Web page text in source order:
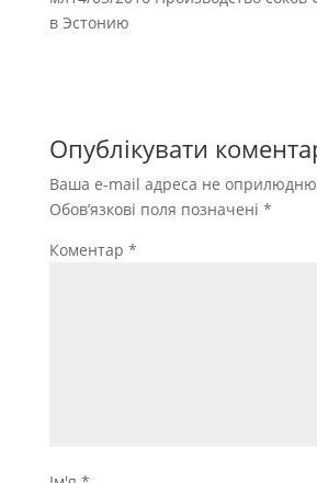
в Эстонию
Опублікувати
Ваша e-mail адреса не
Обов’язкові поля позначені *
Коментар *